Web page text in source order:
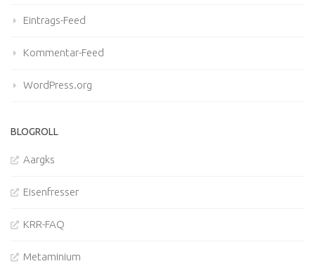
Eintrags-Feed
Kommentar-Feed
WordPress.org
BLOGROLL
Aargks
Eisenfresser
KRR-FAQ
Metaminium